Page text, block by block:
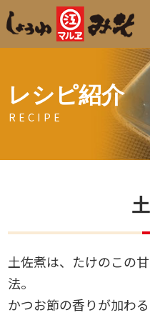
レシピ紹介
RECIPE
土佐煮は、たけのこの
法。
かつお節の香りが加わ